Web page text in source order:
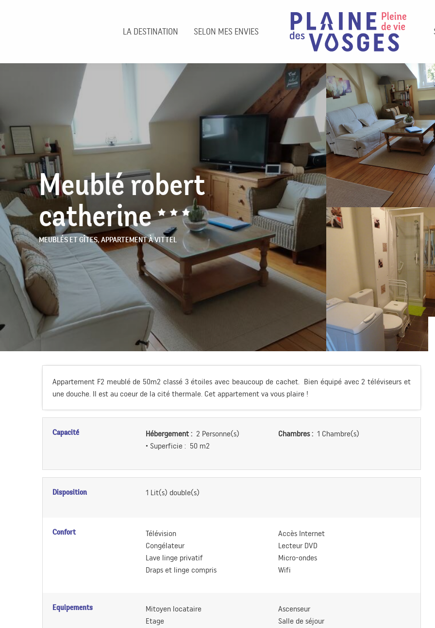
LA DESTINATION SELON MES ENVIES
Meublé robert
catherine
MEUBLÉS ET GÎTES,APPARTEMENTÀ VITTEL
Appartement F2 meublé de 50m2 classé 3 étoiles avec beaucoup de cachet. Bien équipé avec 2 téléviseurs et
une douche. Il est au coeur de la cité thermale. Cet appartement va vous plaire !
Capacité Hébergement : 2 Personne(s)
• Superficie : 50 m2
Chambres : 1 Chambre(s)
Disposition 1 Lit(s) double(s)
Confort
Télévision
Congélateur
Lave linge privatif
Draps et linge compris
Accès Internet
Lecteur DVD
Micro-ondes
Wifi
Equipements
Mitoyen locataire
Etage
Ascenseur
Salle de séjour